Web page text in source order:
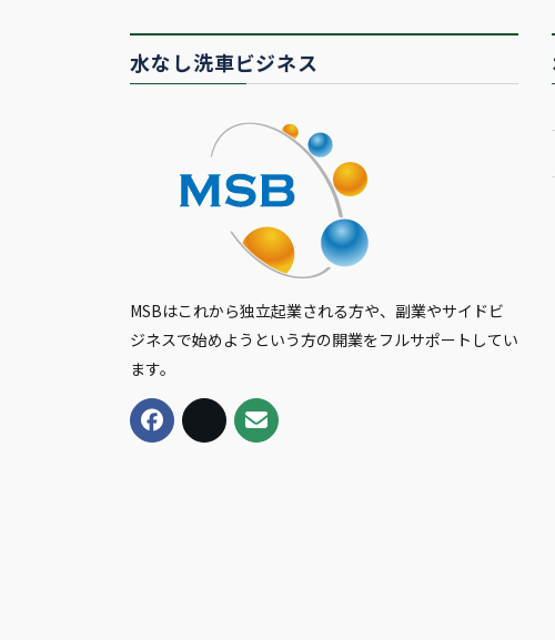
水なし洗車ビジネス
MSBはこれから独立起業される方や、副業やサイドビ
ジネスで始めようという方の開業をフルサポートしてい
ます。